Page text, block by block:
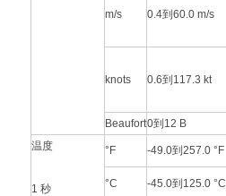
m/s 0.4到60.0 m/s
knots 0.6到117.3 kt
Beaufort0到12 B
温度
1 秒
°F -49.0到257.0 °F
°C -45.0到125.0 °C